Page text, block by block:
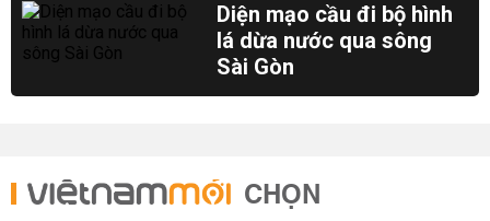
Diện mạo cầu đi bộ hình
lá dừa nước qua sông
Sài Gòn
CHỌN